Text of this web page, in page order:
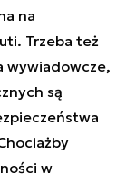
na
Trzeba też
wywiadowcze,
są
w